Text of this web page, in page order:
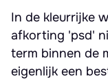
In de kleurrijke
afkorting 'psd'
term binnen de
eigenlijk een